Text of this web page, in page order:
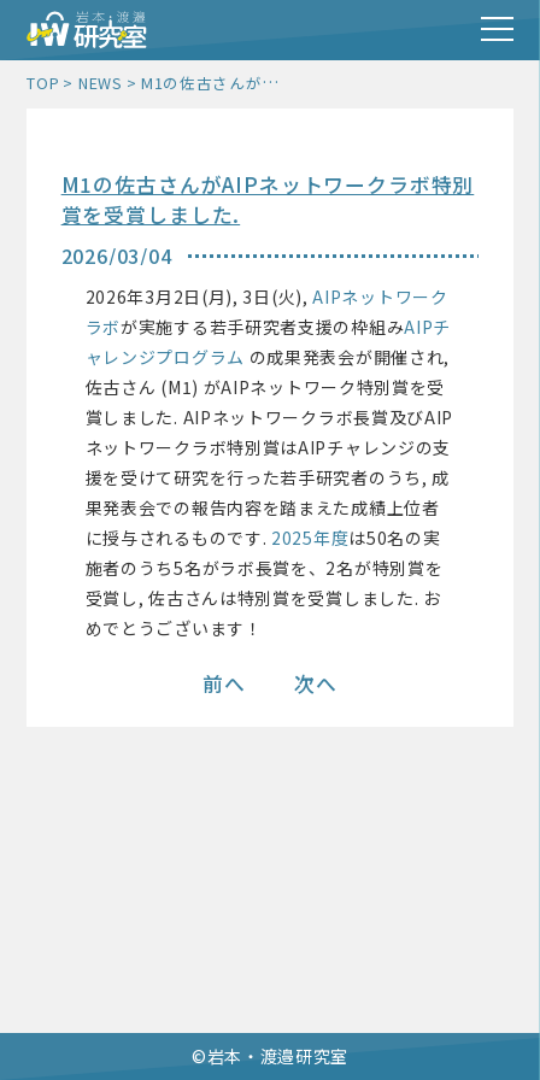
TOP NEWS M1の佐古さんがAIPネットワークラボ特別賞を受賞しました.
M1の佐古さんがAIPネットワークラボ特別
賞を受賞しました.
2026/03/04
2026年3月2日(月), 3日(火),AIPネットワーク
ラボが実施する若手研究者支援の枠組みAIPチ
ャレンジプログラム の成果発表会が開催され,
佐古さん (M1) がAIPネットワーク特別賞を受
賞しました. AIPネットワークラボ長賞及びAIP
ネットワークラボ特別賞はAIPチャレンジの支
援を受けて研究を行った若手研究者のうち, 成
果発表会での報告内容を踏まえた成績上位者
に授与されるものです. 2025年度は50名の実
施者のうち5名がラボ長賞を、2名が特別賞を
受賞し, 佐古さんは特別賞を受賞しました. お
めでとうございます！
前へ 次へ
©︎岩本・渡邉研究室